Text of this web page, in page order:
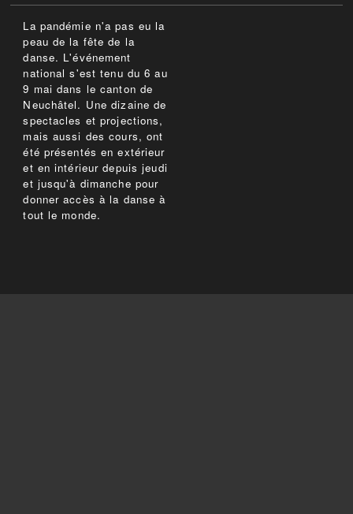
La pandémie n'a pas eu la
peau de la fête de la
danse. L'événement
national s'est tenu du 6 au
9 mai dans le canton de
Neuchâtel. Une dizaine de
spectacles et projections,
mais aussi des cours, ont
été présentés en extérieur
et en intérieur depuis jeudi
et jusqu'à dimanche pour
donner accès à la danse à
tout le monde.